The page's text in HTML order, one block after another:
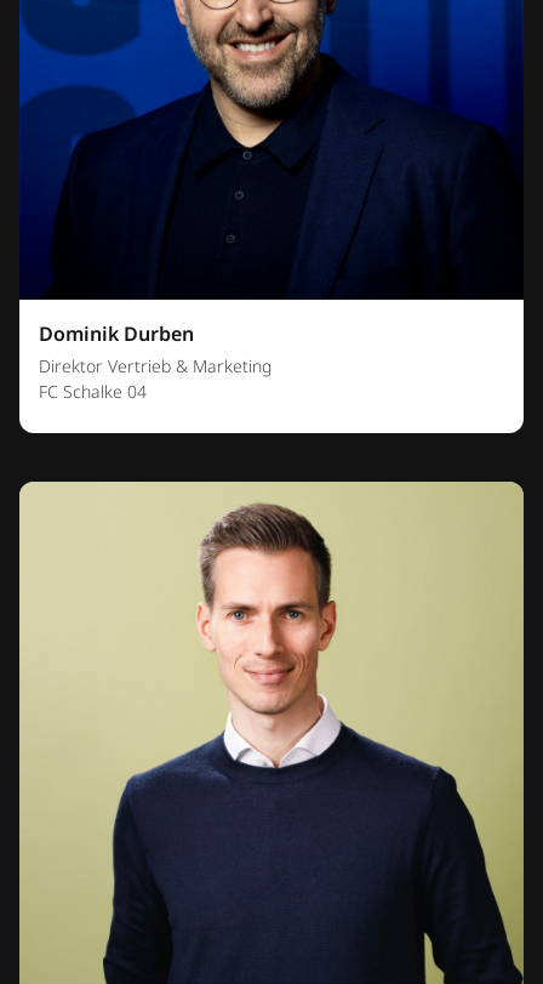
Dominik Durben
Direktor Vertrieb & Marketing
FC Schalke 04